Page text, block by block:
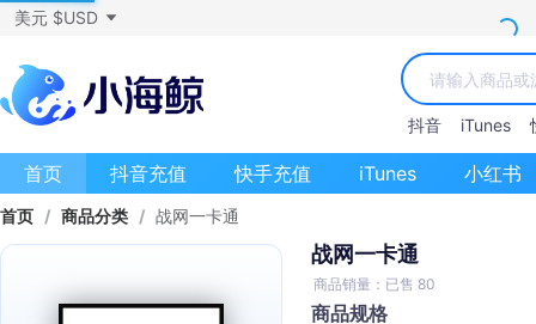
美元 $USD
抖音 iTunes
首页 抖音充值 快手充值 iTunes 小红书
首页 / 商品分类 / 战网一卡通
战网一卡通
商品销量：已售 80
商品规格